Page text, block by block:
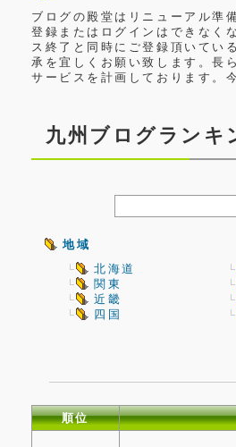
ブログの殿堂はリニューアル準
登録またはログインはできなく
ス終了と同時にご登録頂いてい
承を宜しくお願い致します。長
サービスを計画しております。
九州ブログランキ
地域
北海道
関東
近畿
四国
順位